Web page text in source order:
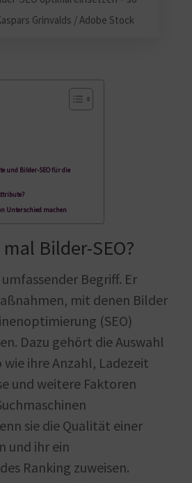
Grinvalds / Adobe Stock
und Bilder-SEO für die
Unterschied machen
Bilder-SEO?
Begriff. Er
mit denen Bilder
(SEO)
Dazu gehört die Auswahl
ihre Anzahl, Ladezeit
und weitere Faktoren
sie die Qualität einer
und ihr ein
Ranking zuweisen.